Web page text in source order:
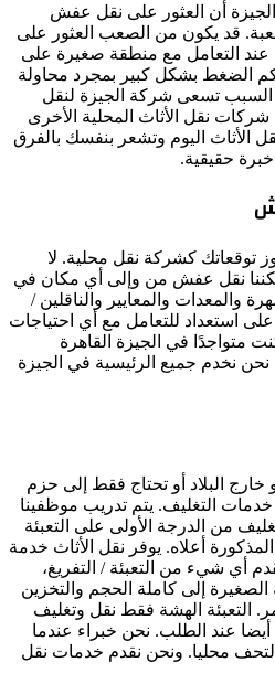
أن العثور على نقل عفش
قد يكون من الصعب العثور على
التعامل مع منطقة صغيرة على
الضغط بشكل كبير بمجرد محاولة
تسعى شركة الجيزة لنقل
شركات نقل الأثاث المحلية الأخرى
الأثاث اليوم وتشعر بنفسك بالفرق
حقيقية.
توقعاتك كشركة نقل محلية. لا
نقل عفش من وإلى أي مكان في
والمعدات والمعايير والناقلين /
على استعداد للتعامل مع أي احتياجات
متواجدًا في الجيزة القاهرة
نخدم جميع الرئيسية في الجيزة
البلاد أو تحتاج فقط إلى حزم
التغليف. يتم تدريب موظفينا
من الدرجة الأولى على التعبئة
أعلاه. يوفر نقل الأثاث خدمة
أي شيء من التعبئة / التفريغ،
الصغيرة إلى كاملة الحجم والتخزين
التعبئة الهشة فقط نقل وتغليف
عند الطلب. نحن خبراء عندما
والتحف محليا. ونحن نقدم خدمات نقل